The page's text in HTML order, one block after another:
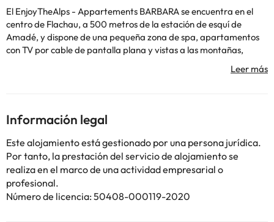
El EnjoyTheAlps - Appartements BARBARA se encuentra en el
centro de Flachau, a 500 metros de la estación de esquí de
Amadé, y dispone de una pequeña zona de spa, apartamentos
con TV por cable de pantalla plana y vistas a las montañas,
del establecimiento Barbara presentan una decoración de estilo
gratuita a internet por cable, zona para dejar las bicicletas y los
equipos de esquí, secador de botas de esquí y sauna. El
establecimiento Barbara Appartements está a 2 minutos a pie
de un restaurante, una panadería y un supermercado, a 150
metros de la parada del autobús para esquiadores y varias
pistas de esquí de fondo, a 15 minutos en coche de un campo de
golf y a 5 minutos en coche de los baños termales Amadé.
Informa a EnjoyTheAlps - Appartements BARBARA con
Información legal
Este alojamiento está gestionado por una persona jurídica.
Por tanto, la prestación del servicio de alojamiento se
realiza en el marco de una actividad empresarial o
profesional.
Número de licencia: 50408-000119-2020